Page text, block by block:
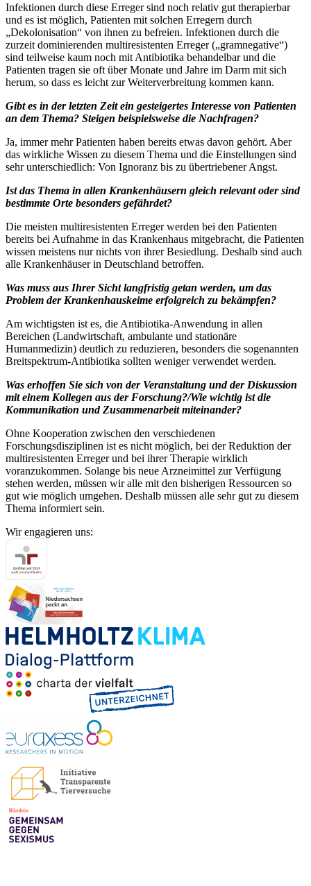
Infektionen durch diese Erreger sind noch relativ gut therapierbar
und es ist möglich, Patienten mit solchen Erregern durch
„Dekolonisation“ von ihnen zu befreien. Infektionen durch die
zurzeit dominierenden multiresistenten Erreger („gramnegative“)
sind teilweise kaum noch mit Antibiotika behandelbar und die
Patienten tragen sie oft über Monate und Jahre im Darm mit sich
herum, so dass es leicht zur Weiterverbreitung kommen kann.
Gibt es in der letzten Zeit ein gesteigertes Interesse von Patienten
an dem Thema? Steigen beispielsweise die Nachfragen?
Ja, immer mehr Patienten haben bereits etwas davon gehört. Aber
das wirkliche Wissen zu diesem Thema und die Einstellungen sind
sehr unterschiedlich: Von Ignoranz bis zu übertriebener Angst.
Ist das Thema in allen Krankenhäusern gleich relevant oder sind
bestimmte Orte besonders gefährdet?
Die meisten multiresistenten Erreger werden bei den Patienten
bereits bei Aufnahme in das Krankenhaus mitgebracht, die Patienten
wissen meistens nur nichts von ihrer Besiedlung. Deshalb sind auch
alle Krankenhäuser in Deutschland betroffen.
Was muss aus Ihrer Sicht langfristig getan werden, um das
Problem der Krankenhauskeime erfolgreich zu bekämpfen?
Am wichtigsten ist es, die Antibiotika-Anwendung in allen
Bereichen (Landwirtschaft, ambulante und stationäre
Humanmedizin) deutlich zu reduzieren, besonders die sogenannten
Breitspektrum-Antibiotika sollten weniger verwendet werden.
Was erhoffen Sie sich von der Veranstaltung und der Diskussion
mit einem Kollegen aus der Forschung?/Wie wichtig ist die
Kommunikation und Zusammenarbeit miteinander?
Ohne Kooperation zwischen den verschiedenen
Forschungsdisziplinen ist es nicht möglich, bei der Reduktion der
multiresistenten Erreger und bei ihrer Therapie wirklich
voranzukommen. Solange bis neue Arzneimittel zur Verfügung
stehen werden, müssen wir alle mit den bisherigen Ressourcen so
gut wie möglich umgehen. Deshalb müssen alle sehr gut zu diesem
Thema informiert sein.
Wir engagieren uns: